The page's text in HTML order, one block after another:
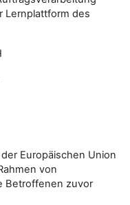
Lernplattform des
Europäischen Union
von
Betroffenen zuvor